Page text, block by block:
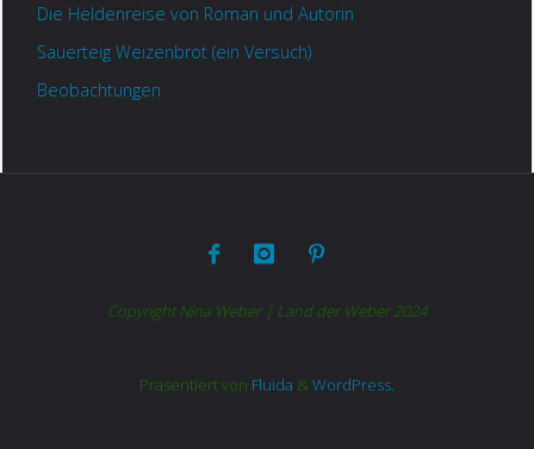
Die Heldenreise von Roman und Autorin
Sauerteig Weizenbrot (ein Versuch)
Beobachtungen
Copyright Nina Weber | Land der Weber 2024
Präsentiert von Fluida & WordPress.